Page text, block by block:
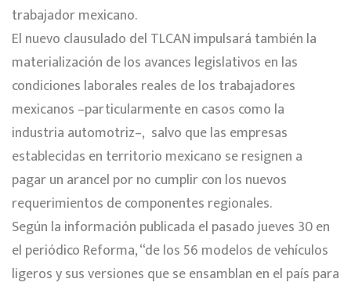
trabajador mexicano.
El nuevo clausulado del TLCAN impulsará también la
materialización de los avances legislativos en las
condiciones laborales reales de los trabajadores
mexicanos –particularmente en casos como la
industria automotriz–, salvo que las empresas
establecidas en territorio mexicano se resignen a
pagar un arancel por no cumplir con los nuevos
requerimientos de componentes regionales.
Según la información publicada el pasado jueves 30 en
el periódico Reforma, “de los 56 modelos de vehículos
ligeros y sus versiones que se ensamblan en el país para